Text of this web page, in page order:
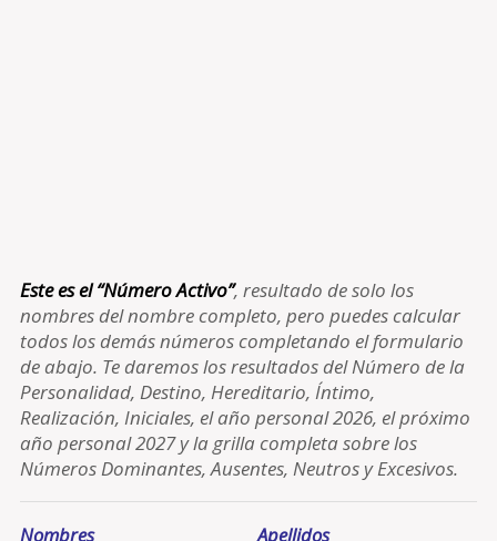
Este es el “Número Activo”, resultado de solo los
nombres del nombre completo, pero puedes calcular
todos los demás números completando el formulario
de abajo. Te daremos los resultados del Número de la
Personalidad, Destino, Hereditario, Íntimo,
Realización, Iniciales, el año personal 2026, el próximo
año personal 2027 y la grilla completa sobre los
Números Dominantes, Ausentes, Neutros y Excesivos.
Nombres Apellidos